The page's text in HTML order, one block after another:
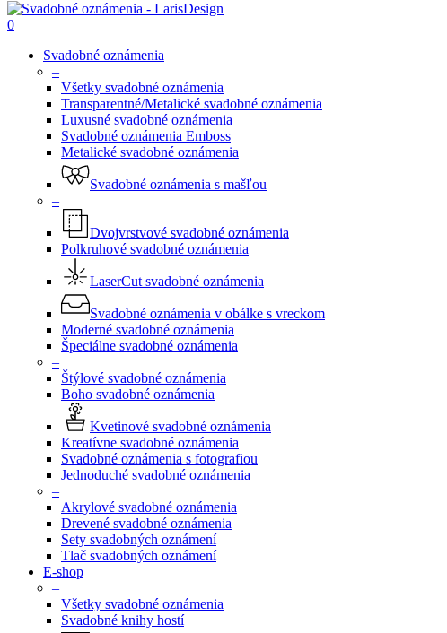
0
Svadobné oznámenia
–
Všetky svadobné oznámenia
Transparentné/Metalické svadobné oznámenia
Luxusné svadobné oznámenia
Svadobné oznámenia Emboss
Metalické svadobné oznámenia
Svadobné oznámenia s mašľou
–
Dvojvrstvové svadobné oznámenia
Polkruhové svadobné oznámenia
LaserCut svadobné oznámenia
Svadobné oznámenia v obálke s vreckom
Moderné svadobné oznámenia
Špeciálne svadobné oznámenia
–
Štýlové svadobné oznámenia
Boho svadobné oznámenia
Kvetinové svadobné oznámenia
Kreatívne svadobné oznámenia
Svadobné oznámenia s fotografiou
Jednoduché svadobné oznámenia
–
Akrylové svadobné oznámenia
Drevené svadobné oznámenia
Sety svadobných oznámení
Tlač svadobných oznámení
E-shop
–
Všetky svadobné oznámenia
Svadobné knihy hostí